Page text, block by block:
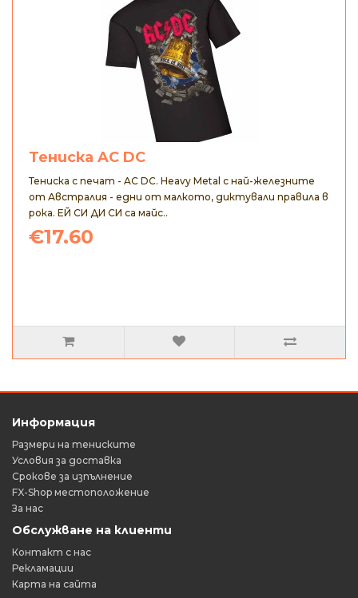
Тениска AC DC
Тениска с печат - AC DC. Heavy Metal с най-железните
от Австралия - едни от малкото, диктували правила в
рока. ЕЙ СИ ДИ СИ са майс..
€17.60
Информация
Размери на тениските
Условия за доставка
Срокове за изпълнение
FX-Shop местоположение
За нас
Обслужване на клиенти
Контакт с нас
Рекламации
Карта на сайта